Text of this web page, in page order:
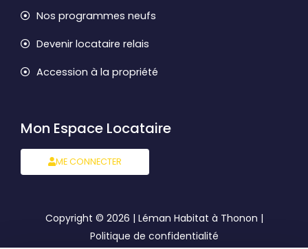
Nos programmes neufs
Devenir locataire relais
Accession à la propriété
Mon Espace Locataire
ME CONNECTER
Copyright © 2026 | Léman Habitat à Thonon |
Politique de confidentialité